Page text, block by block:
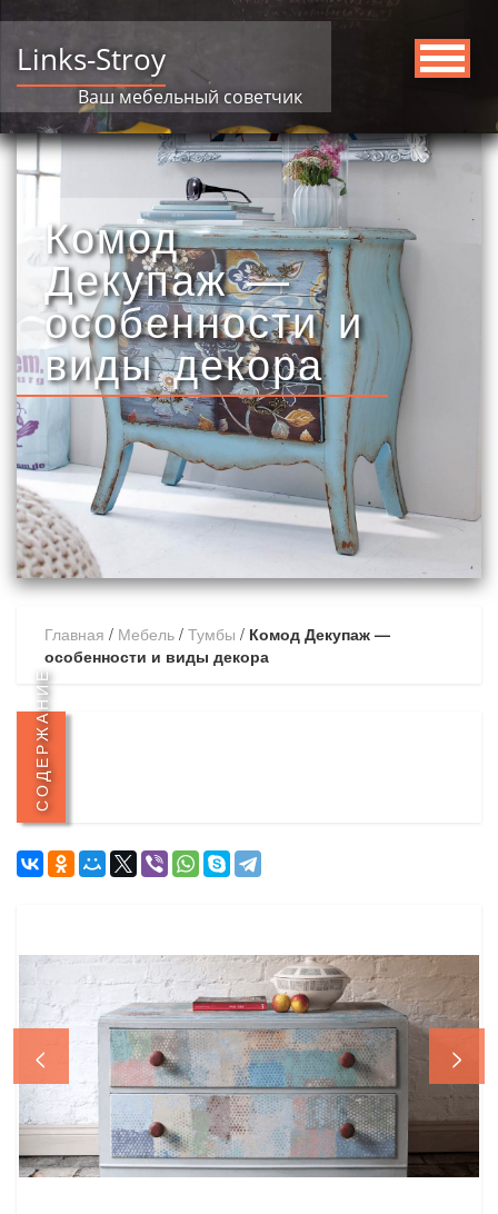
Links-Stroy
Ваш мебельный советчик
Комод
Декупаж —
особенности и
виды декора
Главная / Мебель / Тумбы / Комод Декупаж —
особенности и виды декора
СОДЕРЖАНИЕ
< >